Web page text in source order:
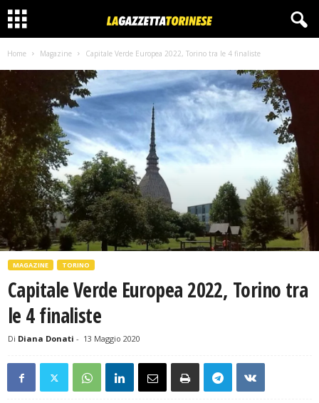
Home Magazine Capitale Verde Europea 2022, Torino tra le 4 finaliste
MAGAZINE TORINO
Capitale Verde Europea 2022, Torino tra
le 4 finaliste
Di Diana Donati - 13 Maggio 2020